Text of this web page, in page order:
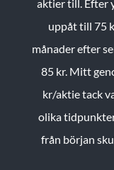
aktier till. Efter
uppåt till 75
månader efter
85 kr. Mitt
kr/aktie tack
olika
från början